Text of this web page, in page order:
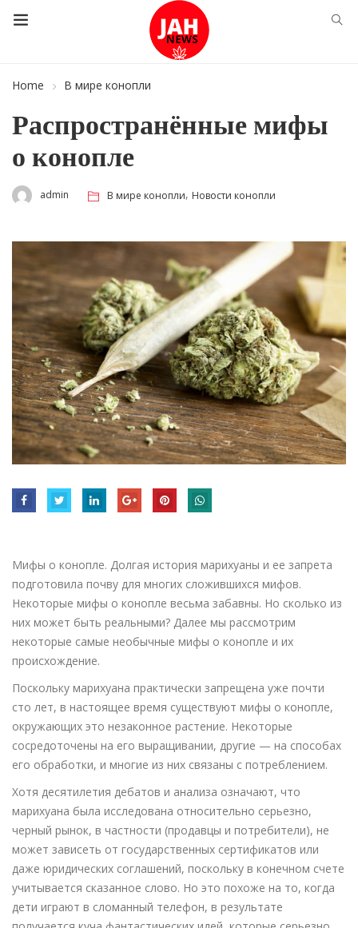
Home В мире конопли
Распространённые мифы
о конопле
admin В мире конопли, Новости конопли
Мифы о конопле. Долгая история марихуаны и ее запрета
подготовила почву для многих сложившихся мифов.
Некоторые мифы о конопле весьма забавны. Но сколько из
них может быть реальными? Далее мы рассмотрим
некоторые самые необычные мифы о конопле и их
происхождение.
Поскольку марихуана практически запрещена уже почти
сто лет, в настоящее время существуют мифы о конопле,
окружающих это незаконное растение. Некоторые
сосредоточены на его выращивании, другие — на способах
его обработки, и многие из них связаны с потреблением.
Хотя десятилетия дебатов и анализа означают, что
марихуана была исследована относительно серьезно,
черный рынок, в частности (продавцы и потребители), не
может зависеть от государственных сертификатов или
даже юридических соглашений, поскольку в конечном счете
учитывается сказанное слово. Но это похоже на то, когда
дети играют в сломанный телефон, в результате